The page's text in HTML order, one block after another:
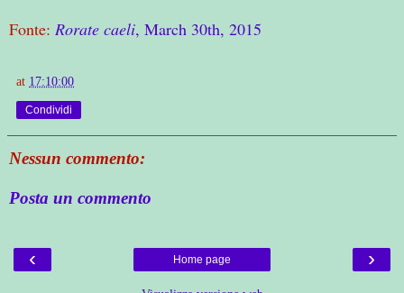
Fonte: Rorate caeli, March 30th, 2015
at 17:10:00
Condividi
Nessun commento:
Posta un commento
‹ ›
Home page